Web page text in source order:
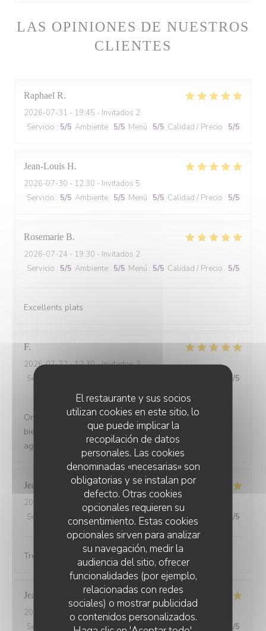
El restaurante y sus socios
utilizan cookies en este sitio, lo
que puede implicar la
recopilación de datos
personales. Las cookies
denominadas «necesarias» son
obligatorias y se instalan por
defecto. Otras cookies
opcionales requieren su
consentimiento. Estas cookies
opcionales sirven para analizar
su navegación, medir la
audiencia del sitio, ofrecer
funcionalidades (por ejemplo,
relacionadas con redes
sociales) o mostrar publicidad
o contenidos personalizados.
LAS OPINIONES DE NUESTROS
CLIENTES
Raphael R
2026-07-31 - 19:45 - Invitados 2
Servicio : 5/5 Ambiente : 5/5 Menú : 5/5 Calidad / Precio : 5/5
Jean-Louis H
2026-07-30 - 12:30 - Invitados 5
Servicio : 5/5 Ambiente : 5/5 Menú : 5/5 Calidad / Precio : 5/5
Rosemarie B
2026-07-24 - 19:30 - Invitados 2
Servicio : 5/5 Ambiente : 5/5 Menú : 5/5 Calidad / Precio : 5/5
Excellents plats
F
2026-07-22- 12:30 - Invitados 2
Servicio
5/5
On s'est régalé avec le menu du jour. Les plats étaient
bien cuisinés avec des produits de saison et le service
agréable. Le tout pour un prix raisonnable.
Jean-louis
2026-07-10
- 19:30 - Invitados 6
Servicio
/5 Ambiente: 5/5 Menú: 5/5 Calidad / Precio /5
Tres bonne cuisine et accueil exellent.
Jean marc
2026-07-08
- 20:00 - Invitados 3
Servicio
Ambiente:5/5 Menú:5/5 Calidad / Precio /5
CHEZ ANNE ET GASTON